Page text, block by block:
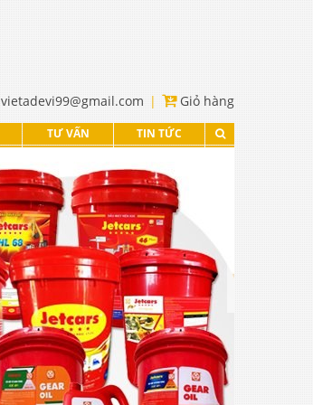
vietadevi99@gmail.com Giỏ hàng
TƯ VẤN TIN TỨC